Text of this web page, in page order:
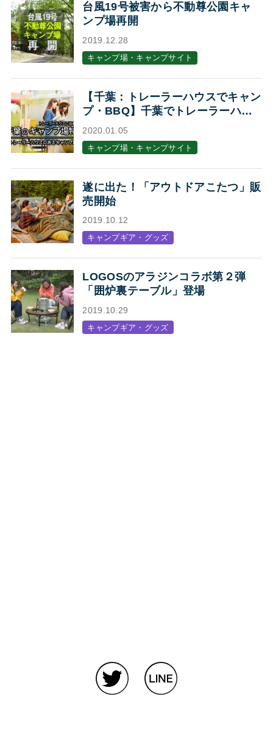
台風19号被害から不動尊公園キャ
ンプ場再開
2019.12.28
キャンプ場・キャンプサイト
【千葉：トレーラーハウスでキャン
プ・BBQ】千葉でトレーラーハウ
スに泊まれるキャンプ場・BBQ場7
選
2020.01.05
キャンプ場・キャンプサイト
遂に出た！「アウトドアこたつ」販
売開始
2019.10.12
キャンプギア・グッズ
LOGOSのアラジンコラボ第２弾
「囲炉裏テーブル」登場
2019.10.29
キャンプギア・グッズ